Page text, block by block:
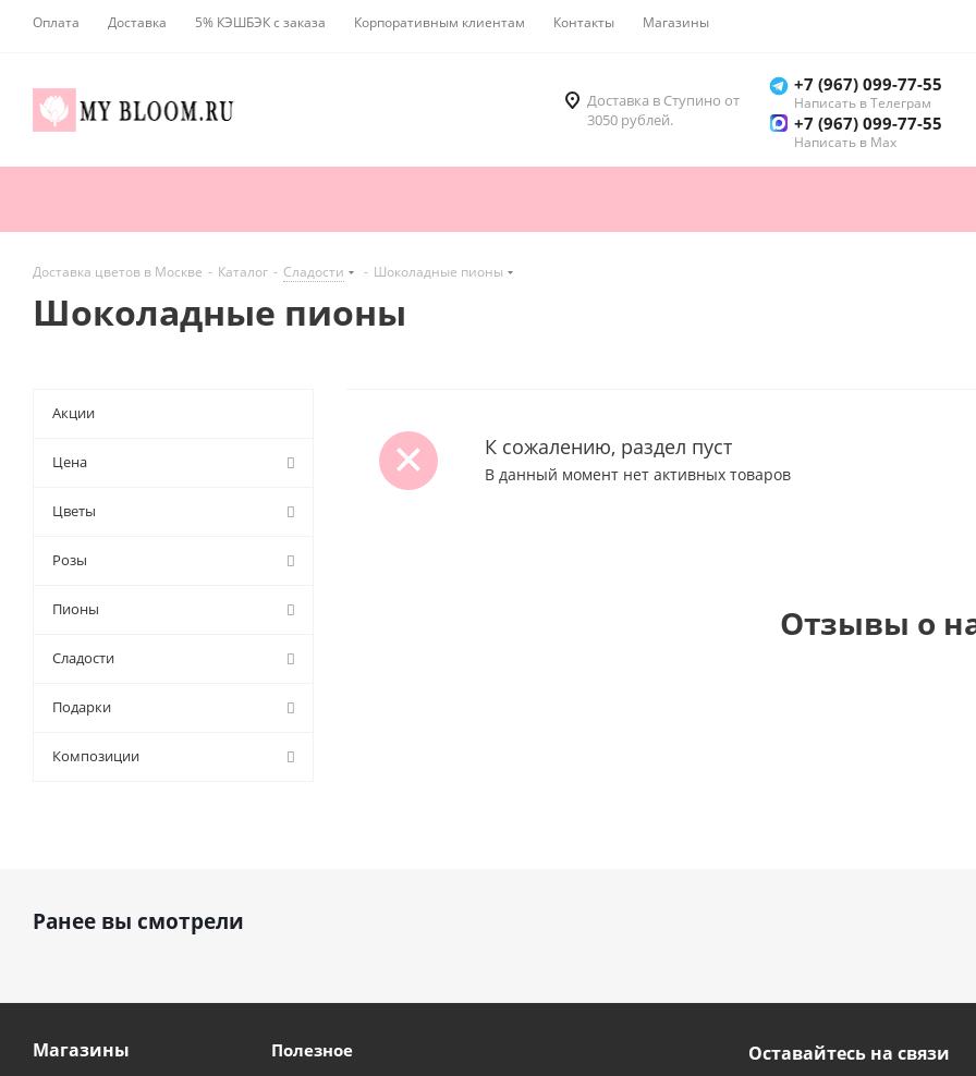
Оплата Доставка 5% КЭШБЭК с заказа Корпоративным клиентам Контакты Магазины
Доставка в Ступино от
3050 рублей.
+7 (967) 099-77-55
Написать в Телеграм
+7 (967) 099-77-55
Написать в Мах
Доставка цветов в Москве - Каталог - Сладости - Шоколадные пионы
Шоколадные пионы
К сожалению, раздел пуст
В данный момент нет активных товаров
Отзывы о
Акции
Цена
Цветы
Розы
Пионы
Сладости
Подарки
Композиции
Ранее вы смотрели
Магазины
Полезное
Оставайтесь на связи